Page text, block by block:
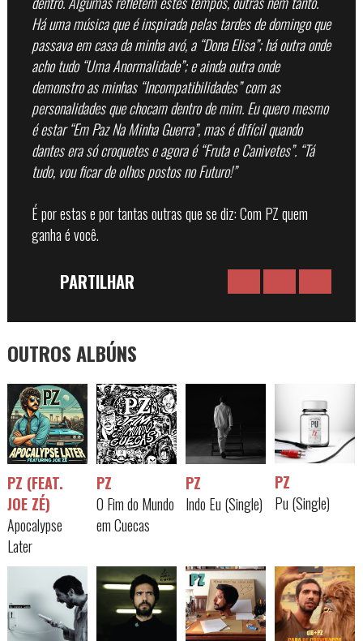
Há uma música que é inspirada pelas tardes de domingo que
passava em casa da minha avó, a “Dona Elisa”; há outra onde
acho tudo “Uma Anormalidade”; e ainda outra onde
demonstro as minhas “Incompatibilidades” com as
personalidades que chocam dentro de mim. Eu quero mesmo
é estar “Em Paz Na Minha Guerra”, mas é difícil quando
dantes era só croquetes e agora é “Fruta e Canivetes”. “Tá
tudo, vou ficar de olhos postos no Futuro!”
É por estas e por tantas outras que se diz: Com PZ quem
ganha é você.
PARTILHAR
OUTROS ALBÚNS
PZ (FEAT.
JOE ZÉ)
Apocalypse
Later
PZ
O Fim do Mundo
em Cuecas
PZ
Indo Eu (Single)
PZ
Pu (Single)